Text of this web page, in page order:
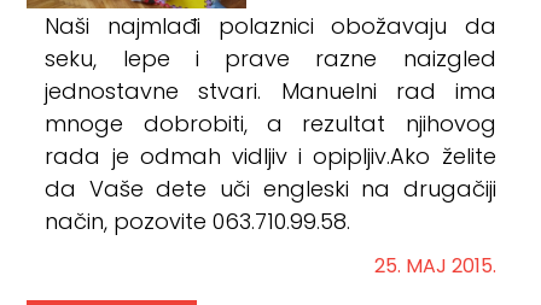
Naši najmlađi polaznici obožavaju da
seku, lepe i prave razne naizgled
jednostavne stvari. Manuelni rad ima
mnoge dobrobiti, a rezultat njihovog
rada je odmah vidljiv i opipljiv.Ako želite
da Vaše dete uči engleski na drugačiji
način, pozovite 063.710.99.58.
25. MAJ 2015.